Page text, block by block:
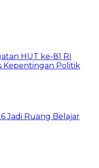
HUT ke-81 RI
Kepentingan Politik
Jadi Ruang Belajar